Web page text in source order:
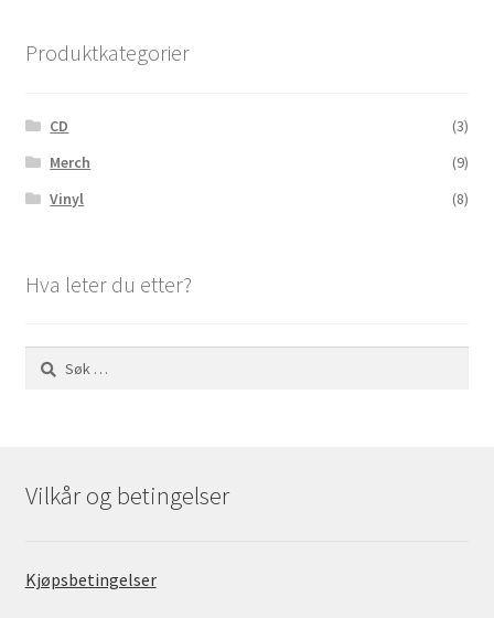
Produktkategorier
CD
(3)
Merch
(9)
Vinyl
(8)
Hva leter du etter?
Søk
etter:
Vilkår og betingelser
Kjøpsbetingelser